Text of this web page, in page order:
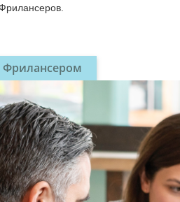
Фрилансером